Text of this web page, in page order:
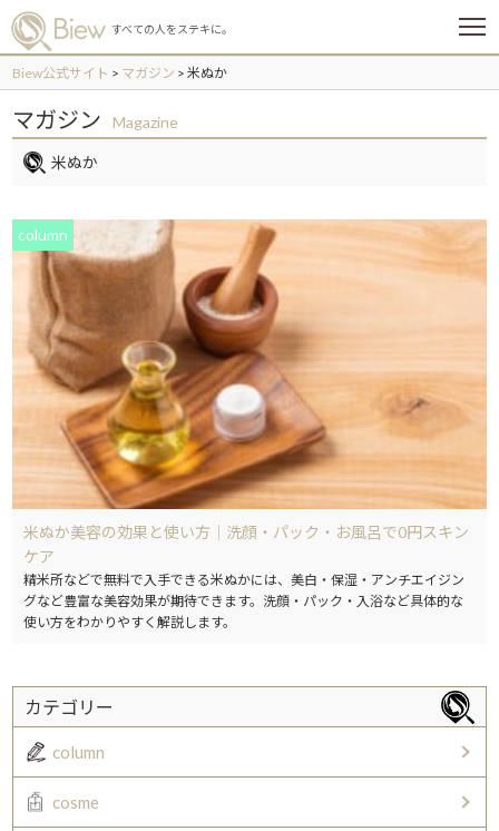
すべての人をステキに。
メ
ー
Biew公式サイト > マガジン >米ぬか
マガジン Magazine
米ぬか
column
米ぬか美容の効果と使い方｜洗顔・パック・お風呂で0円スキン
ケア
精米所などで無料で入手できる米ぬかには、美白・保湿・アンチエイジン
グなど豊富な美容効果が期待できます。洗顔・パック・入浴など具体的な
使い方をわかりやすく解説します。
カテゴリー
column
cosme